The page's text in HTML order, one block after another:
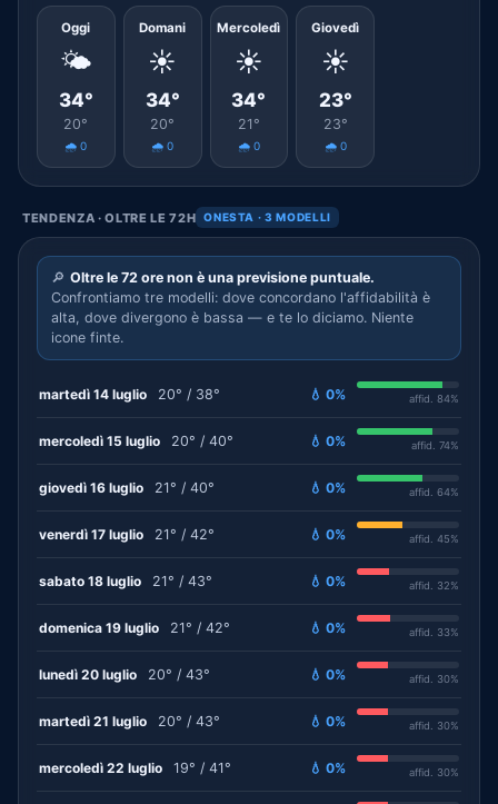
Oggi
🌤️
34°
20°
🌧️ 0
Domani
☀️
34°
20°
🌧️ 0
Mercoledì
☀️
34°
21°
🌧️ 0
Giovedì
☀️
23°
23°
🌧️ 0
TENDENZA · OLTRE LE 72H ONESTA · 3 MODELLI
🔎 Oltre le 72 ore non è una previsione puntuale.
Confrontiamo tre modelli: dove concordano l'affidabilità è
alta, dove divergono è bassa — e te lo diciamo. Niente
icone finte.
martedì 14 luglio 20° / 38° 💧 0% affid. 84%
mercoledì 15 luglio 20° / 40° 💧 0% affid. 74%
giovedì 16 luglio 21° / 40° 💧 0% affid. 64%
venerdì 17 luglio 21° / 42° 💧 0% affid. 45%
sabato 18 luglio 21° / 43° 💧 0% affid. 32%
domenica 19 luglio 21° / 42° 💧 0% affid. 33%
lunedì 20 luglio 20° / 43° 💧 0% affid. 30%
martedì 21 luglio 20° / 43° 💧 0% affid. 30%
mercoledì 22 luglio 19° / 41° 💧 0% affid. 30%